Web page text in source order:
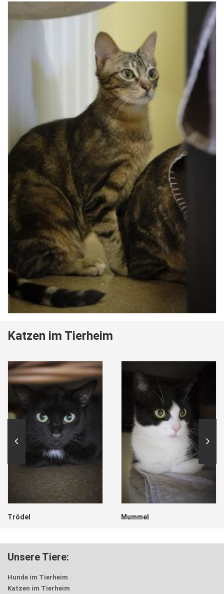
Katzen im Tierheim
Mummel Hänsel
Unsere Tiere:
Hunde im Tierheim
Katzen im Tierheim